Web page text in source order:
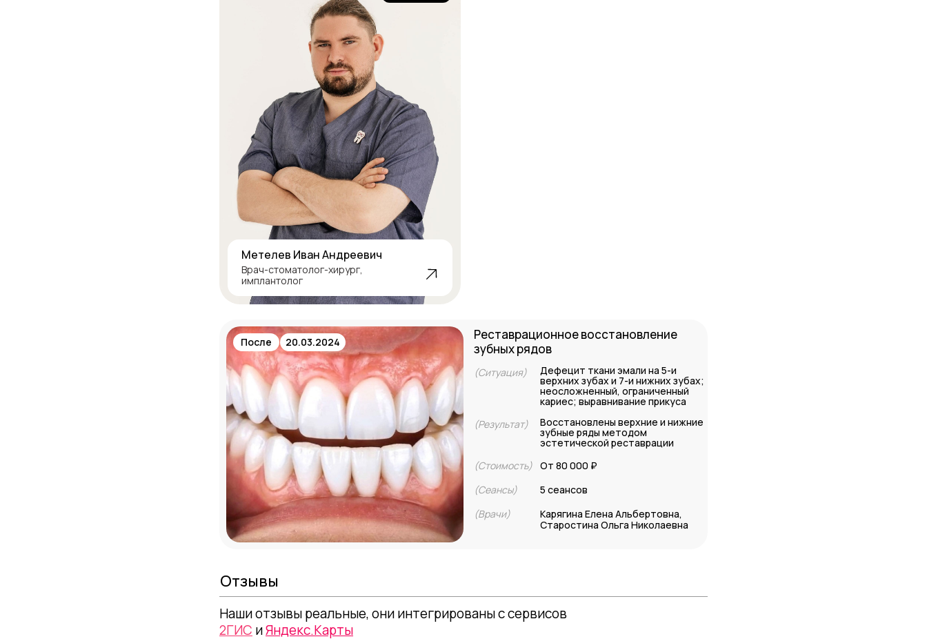
Врач-стоматолог-хирург,
имплантолог
Метелев Иван Андреевич
После 20.03.2024
Реставрационное восстановление
зубных рядов
Дефецит ткани эмали на 5-и
верхних зубах и 7-и нижних зубах;
неосложненный, ограниченный
кариес; выравнивание прикуса
(Ситуация)
Восстановлены верхние и нижние
зубные ряды методом
эстетической реставрации
(Результат)
От 80 000 ₽
(Стоимость)
5 сеансов
(Сеансы)
Карягина Елена Альбертовна,
Старостина Ольга Николаевна
(Врачи)
Отзывы
Наши отзывы реальные, они интегрированы с сервисов
2ГИС иЯндекс.Карты